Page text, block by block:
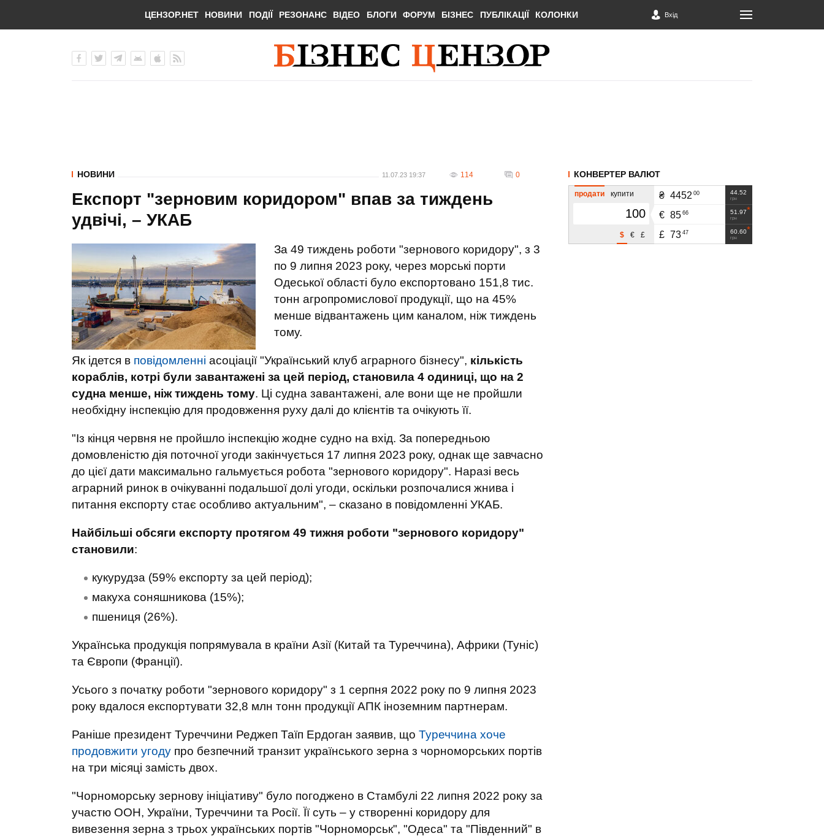
ЦЕНЗОР.НЕТ НОВИНИ ПОДІЇ РЕЗОНАНС ВІДЕО БЛОГИ ФОРУМ БІЗНЕС ПУБЛІКАЦІЇ КОЛОНКИ Вхід
НОВИНИ 11.07.23 19:37 114 0
Експорт "зерновим коридором" впав за тиждень
удвічі, – УКАБ
За 49 тиждень роботи "зернового коридору", з 3
по 9 липня 2023 року, через морські порти
Одеської області було експортовано 151,8 тис.
тонн агропромислової продукції, що на 45%
менше відвантажень цим каналом, ніж тиждень
тому.
Як ідется в повідомленні асоціації "Український клуб аграрного бізнесу", кількість
кораблів, котрі були завантажені за цей період, становила 4 одиниці, що на 2
судна менше, ніж тиждень тому. Ці судна завантажені, але вони ще не пройшли
необхідну інспекцію для продовження руху далі до клієнтів та очікують її.
"Із кінця червня не пройшло інспекцію жодне судно на вхід. За попередньою
домовленістю дія поточної угоди закінчується 17 липня 2023 року, однак ще завчасно
до цієї дати максимально гальмується робота "зернового коридору". Наразі весь
аграрний ринок в очікуванні подальшої долі угоди, оскільки розпочалися жнива і
питання експорту стає особливо актуальним", – сказано в повідомленні УКАБ.
Найбільші обсяги експорту протягом 49 тижня роботи "зернового коридору"
становили:
кукурудза (59% експорту за цей період);
макуха соняшникова (15%);
пшениця (26%).
Українська продукція попрямувала в країни Азії (Китай та Туреччина), Африки (Туніс)
та Європи (Франції).
Усього з початку роботи "зернового коридору" з 1 серпня 2022 року по 9 липня 2023
року вдалося експортувати 32,8 млн тонн продукції АПК іноземним партнерам.
Раніше президент Туреччини Реджеп Таїп Ердоган заявив, що Туреччина хоче
продовжити угоду про безпечний транзит українського зерна з чорноморських портів
на три місяці замість двох.
"Чорноморську зернову ініціативу" було погоджено в Стамбулі 22 липня 2022 року за
участю ООН, України, Туреччини та Росії. Її суть – у створенні коридору для
вивезення зерна з трьох українських портів "Чорноморськ", "Одеса" та "Південний" в
КОНВЕРТЕР ВАЛЮТ
продати купити
£
€
$
44.52
грн
₴ 4452 00
51.97
грн
€ 85 66
60.60
грн
£ 73 47